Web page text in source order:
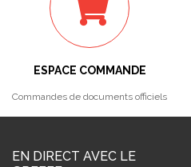
ESPACE COMMANDE
Commandes de documents officiels
EN DIRECT AVEC LE